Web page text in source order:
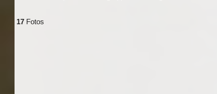
17 Fotos